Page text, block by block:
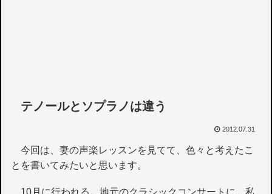
テノールとソプラノは違う
2012.07.31
今回は、妻の声楽レッスンを見てて、色々と考えたこ
とを書いてみたいと思います。